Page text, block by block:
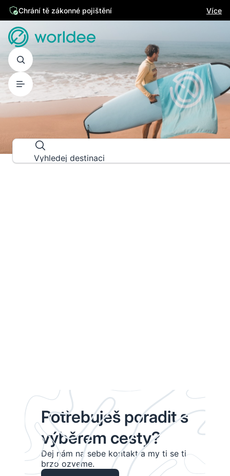
Chrání tě zákonné pojištění Více
PRŮVODCE DESTINACEMI
Prozkoumej svět do posledního
Vyhledej destinaci
Potřebuješ poradit s
výběrem cesty?
Dej nám na sebe kontakt a my ti se ti
brzo ozveme.